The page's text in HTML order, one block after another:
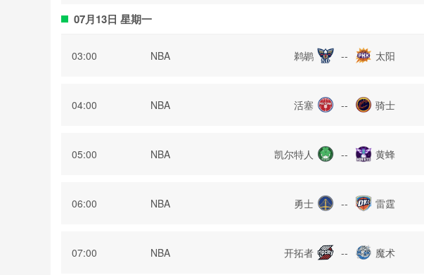
07月13日 星期一
03:00 NBA 鹈鹕 -- 太阳
04:00 NBA 活塞 -- 骑士
05:00 NBA 凯尔特人 -- 黄蜂
06:00 NBA 勇士 -- 雷霆
07:00 NBA 开拓者 -- 魔术